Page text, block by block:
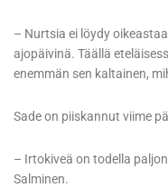
– Nurtsia ei löydy
ajopäivinä. Täällä
enemmän sen kaltainen,
Sade on piiskannut viime
– Irtokiveä on todella
Salminen.